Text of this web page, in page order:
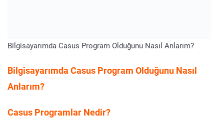
Bilgisayarımda Casus Program Olduğunu Nasıl Anlarım?
Bilgisayarımda Casus Program Olduğunu Nasıl
Anlarım?
Casus Programlar Nedir?